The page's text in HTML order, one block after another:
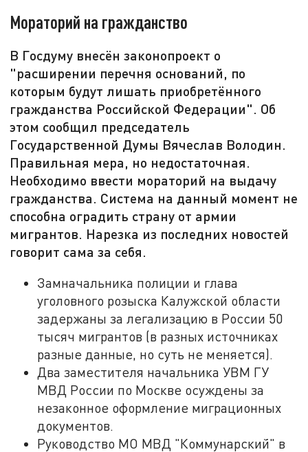
Мораторий на гражданство
В Госдуму внесён законопроект о
"расширении перечня оснований, по
которым будут лишать приобретённого
гражданства Российской Федерации". Об
этом сообщил председатель
Государственной Думы Вячеслав Володин.
Правильная мера, но недостаточная.
Необходимо ввести мораторий на выдачу
гражданства. Система на данный момент не
способна оградить страну от армии
мигрантов. Нарезка из последних новостей
говорит сама за себя.
Замначальника полиции и глава
уголовного розыска Калужской области
задержаны за легализацию в России 50
тысяч мигрантов (в разных источниках
разные данные, но суть не меняется).
Два заместителя начальника УВМ ГУ
МВД России по Москве осуждены за
незаконное оформление миграционных
документов.
Руководство МО МВД "Коммунарский" в